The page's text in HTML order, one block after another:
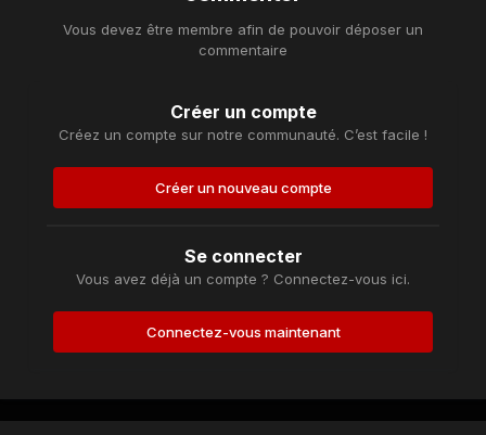
Vous devez être membre afin de pouvoir déposer un
commentaire
Créer un compte
Créez un compte sur notre communauté. C’est facile !
Créer un nouveau compte
Se connecter
Vous avez déjà un compte ? Connectez-vous ici.
Connectez-vous maintenant